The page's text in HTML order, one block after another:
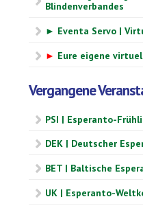
Blindenverbandes
► Eventa Servo |
► Eure eigene
Vergangene
PSI | Esperanto-
DEK | Deutscher
BET | Baltische
UK | Esperanto-